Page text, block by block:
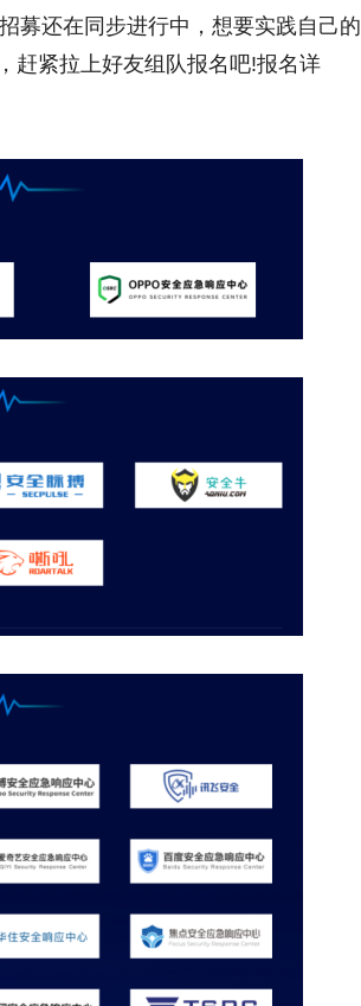
募还在同步进行中，想要实践自己的
赶紧拉上好友组队报名吧!报名详